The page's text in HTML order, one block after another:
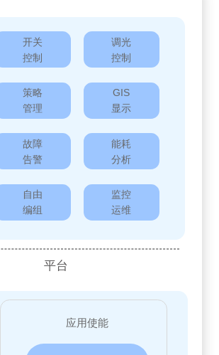
开关
控制
调光
控制
策略
管理
GIS
显示
故障
告警
能耗
分析
自由
编组
监控
运维
平台
应用使能